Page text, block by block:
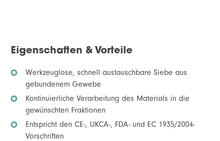
Eigenschaften & Vorteile
Werkzeuglose, schnell austauschbare Siebe aus
gebundenem Gewebe
Kontinuierliche Verarbeitung des Materials in die
gewünschten Fraktionen
Entspricht den CE-, UKCA-, FDA- und EC 1935/2004-
Vorschriften